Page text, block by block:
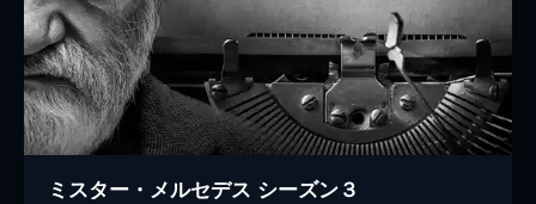
ミスター・メルセデス シーズン３